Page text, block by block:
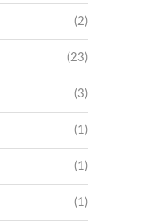
(2)
(23)
(3)
(1)
(1)
(1)